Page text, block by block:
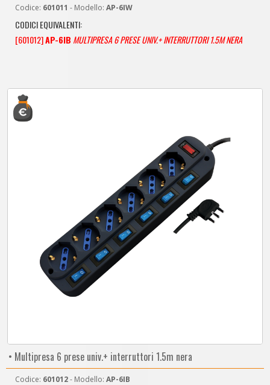
Codice: 601011 - Modello: AP-6IW
CODICI EQUIVALENTI:
[601012]AP-6IB MULTIPRESA 6 PRESE UNIV.+ INTERRUTTORI 1.5M NERA
• Multipresa 6 prese univ.+ interruttori 1.5m nera
Codice: 601012- Modello: AP-6IB